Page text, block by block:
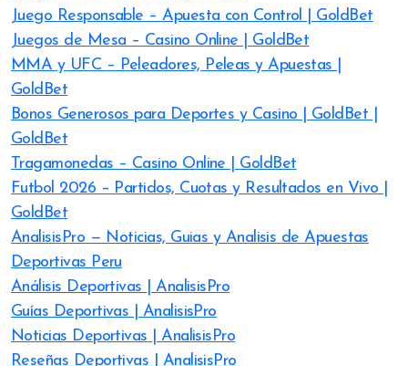
Juego Responsable – Apuesta con Control | GoldBet
Juegos de Mesa – Casino Online | GoldBet
MMA y UFC – Peleadores, Peleas y Apuestas |
GoldBet
Bonos Generosos para Deportes y Casino | GoldBet |
GoldBet
Tragamonedas – Casino Online | GoldBet
Futbol 2026 – Partidos, Cuotas y Resultados en Vivo |
GoldBet
AnalisisPro — Noticias, Guias y Analisis de Apuestas
Deportivas Peru
Análisis Deportivas | AnalisisPro
Guías Deportivas | AnalisisPro
Noticias Deportivas | AnalisisPro
Reseñas Deportivas | AnalisisPro